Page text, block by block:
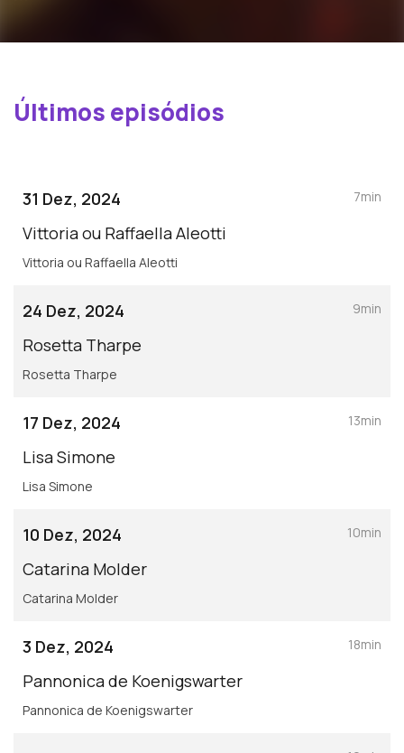
Últimos episódios
31 Dez, 2024
Vittoria ou Raffaella Aleotti
Vittoria ou Raffaella Aleotti
7min
24 Dez, 2024
Rosetta Tharpe
Rosetta Tharpe
9min
17 Dez, 2024
Lisa Simone
Lisa Simone
13min
10 Dez, 2024
Catarina Molder
Catarina Molder
10min
3 Dez, 2024
Pannonica de Koenigswarter
Pannonica de Koenigswarter
18min